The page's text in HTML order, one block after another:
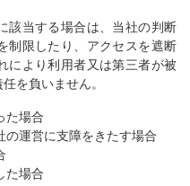
該当する場合は、当社の判断
制限したり、アクセスを遮断
により利用者又は第三者が被
を負いません。
た場合
運営に支障をきたす場合
た場合